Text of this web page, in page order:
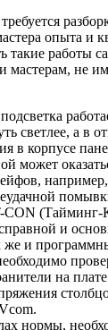
опыта и
такие работы
и мастерам, не
светлее, а в
в корпусе
может
например,
CON
и
же и
на
нормы,